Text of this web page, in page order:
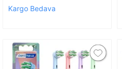
Kargo Bedava